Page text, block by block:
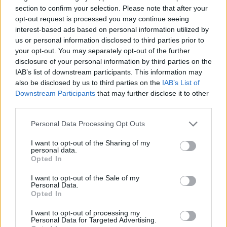
section to confirm your selection. Please note that after your
opt-out request is processed you may continue seeing
interest-based ads based on personal information utilized by
us or personal information disclosed to third parties prior to
your opt-out. You may separately opt-out of the further
disclosure of your personal information by third parties on the
IAB’s list of downstream participants. This information may
also be disclosed by us to third parties on the IAB’s List of
Downstream Participants that may further disclose it to other
Please note that this website/app uses one or more Google
not limited to your visit or usage behaviour. You may click to
grant or deny consent to Google and its third-party tags to
use your data for below specified purposes in below Google
consent section.
Personal Data Processing Opt Outs
I want to opt-out of the Sharing of my
personal data.
Opted In
I want to opt-out of the Sale of my
Personal Data.
Opted In
I want to opt-out of processing my
Personal Data for Targeted Advertising.
ÉS SOKKAL FINOMABB LESZ A FŐTT KRUMPLI
Titkos hozzávaló
07. 31.
EZZEL LOCSOLD HETENTE EGYSZER: KÉTSZER
ANNYI VIRÁGOT HOZ MAJD A MUSKÁTLI, HA EZT CSINÁLOD
Ettől lesz a tiéd a leggyönyörűbb muskátli a környéken
24 ÓRA TOVÁBBI HÍREI
24 óra